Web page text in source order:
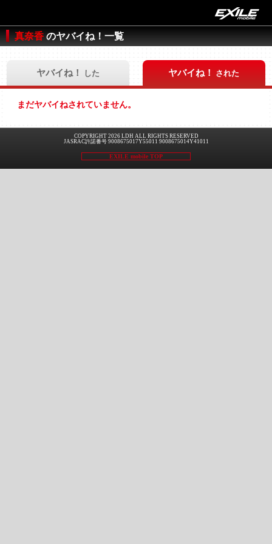
真奈香のヤバイね！一覧
ヤバイね！ した ヤバイね！ された
まだヤバイねされていません。
COPYRIGHT 2026 LDH ALL RIGHTS RESERVED
JASRAC許諾番号 9008675017Y55011 9008675014Y41011
EXILE mobile TOP